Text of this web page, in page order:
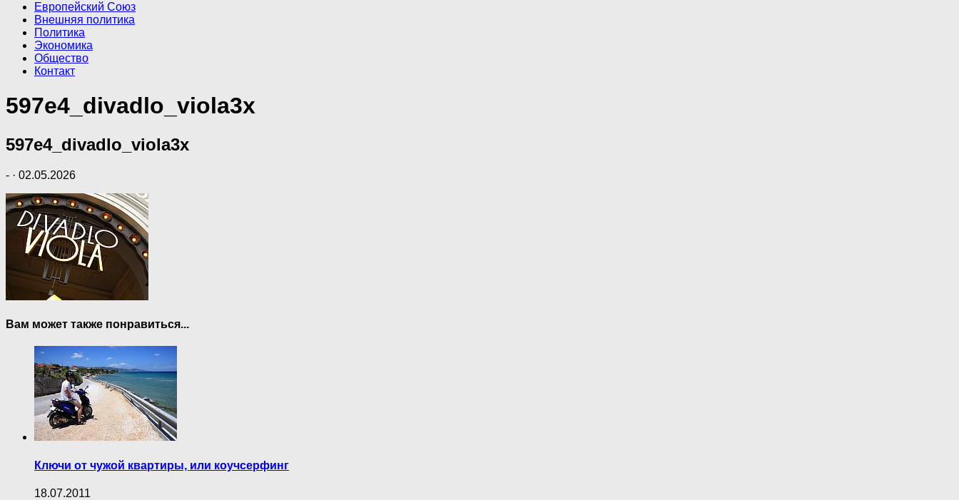
Европейский Союз
Внешняя политика
Политика
Экономика
Общество
Контакт
597e4_divadlo_viola3x
597e4_divadlo_viola3x
- · 02.05.2026
Вам может также понравиться...
Ключи от чужой квартиры, или коучсерфинг
18.07.2011